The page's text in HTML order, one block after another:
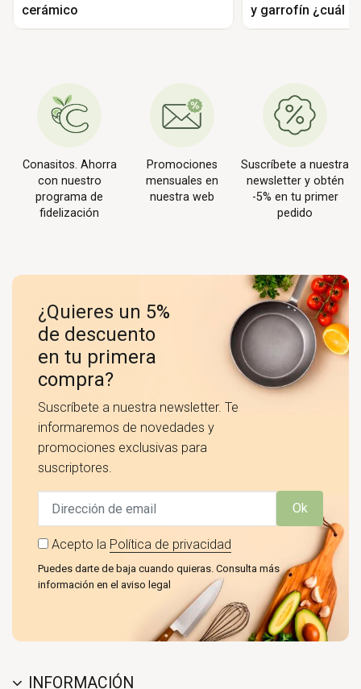
cerámico
y garrofín ¿cuál
Conasitos. Ahorra
con nuestro
programa de
fidelización
Promociones
mensuales en
nuestra web
Suscríbete a nuestra
newsletter y obtén
-5% en tu primer
pedido
¿Quieres un 5%
de descuento
en tu primera
compra?
Suscríbete a nuestra newsletter. Te
informaremos de novedades y
promociones exclusivas para
suscriptores.
Ok
Acepto la Política de privacidad
Puedes darte de baja cuando quieras. Consulta más
información en el aviso legal
INFORMACIÓN